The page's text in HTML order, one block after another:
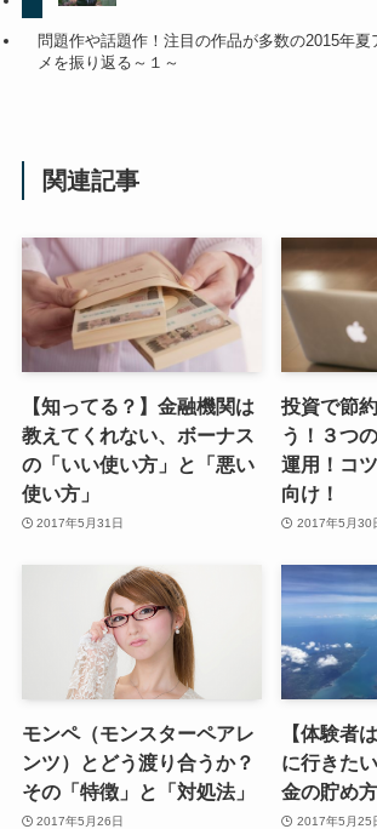
問題作や話題作！注目の作品が多数の2015年夏
メを振り返る～１～
関連記事
【知ってる？】金融機関は
教えてくれない、ボーナス
の「いい使い方」と「悪い
使い方」
2017年5月31日
投資で節
う！３つ
運用！コ
向け！
2017年5月30
モンペ（モンスターペアレ
ンツ）とどう渡り合うか？
その「特徴」と「対処法」
2017年5月26日
【体験者
に行きた
金の貯め
2017年5月25